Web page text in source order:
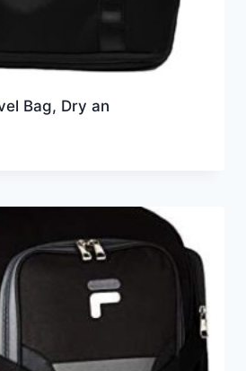
Bag, Dry an